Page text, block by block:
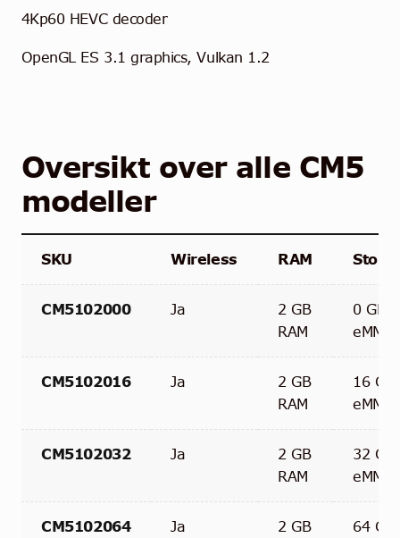
4Kp60 HEVC decoder
OpenGL ES 3.1 graphics, Vulkan 1.2
Oversikt over alle CM5
modeller
SKU Wireless RAM
CM5102000 Ja
2 GB
RAM
0 GB
eMMC
CM5102016 Ja
2 GB
RAM
16 GB
eMMC
CM5102032 Ja
2 GB
RAM
32 GB
eMMC
CM5102064 Ja
2 GB
64 GB